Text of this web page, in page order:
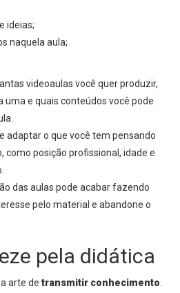
ideias;
naquela aula;
videoaulas você quer produzir,
uma e quais conteúdos você pode
adaptar o que você tem pensando
como posição profissional, idade e
das aulas pode acabar fazendo
pelo material e abandone o
pela didática
arte de transmitir conhecimento.